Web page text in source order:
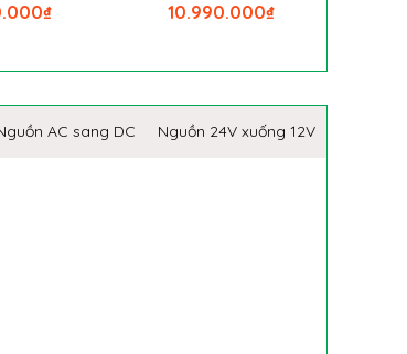
₫ ₫
10.990.000
AC sang DC Nguồn 24V xuống 12V